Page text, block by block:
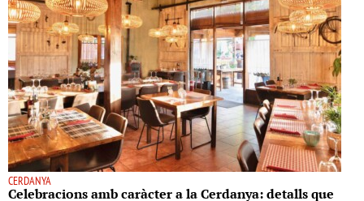
CERDANYA
Celebracions amb caràcter a la Cerdanya: detalls que